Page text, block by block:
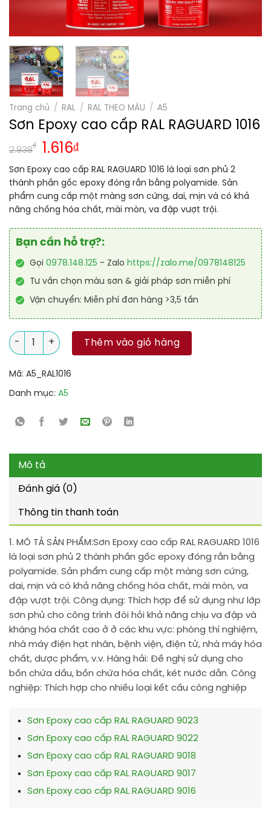
Trang chủ / RAL / RAL THEO MÀU / A5
Sơn Epoxy cao cấp RAL RAGUARD 1016
2.938
₫ 1.616₫
Sơn Epoxy cao cấp RAL RAGUARD 1016 là loại sơn phủ 2
thành phần gốc epoxy đóng rắn bằng polyamide. Sản
phẩm cung cấp một màng sơn cứng, dai, mịn và có khả
năng chống hóa chất, mài mòn, va đập vượt trội.
Bạn cần hỗ trợ?:
Gọi 0978.148.125 - Zalo https://zalo.me/0978148125
Tư vấn chọn màu sơn & giải pháp sơn miễn phí
Vận chuyển: Miễn phí đơn hàng >3,5 tấn
Sơn Epoxy cao cấp RAL RAGUARD 1016 số lượng
Thêm vào giỏ hàng
Mã: A5_RAL1016
Danh mục: A5
Mô tả
Đánh giá (0)
Thông tin thanh toán
1. MÔ TẢ SẢN PHẨM:Sơn Epoxy cao cấp RAL RAGUARD 1016
là loại sơn phủ 2 thành phần gốc epoxy đóng rắn bằng
polyamide. Sản phẩm cung cấp một màng sơn cứng,
dai, mịn và có khả năng chống hóa chất, mài mòn, va
đập vượt trội. Công dụng: Thích hợp để sử dụng như lớp
sơn phủ cho công trình đòi hỏi khả năng chịu va đập và
kháng hóa chất cao ở ở các khu vực: phòng thí nghiệm,
nhà máy điện hạt nhân, bệnh viện, điện tử, nhà máy hóa
chất, dược phẩm, v.v. Hàng hải: Đề nghị sử dụng cho
bồn chứa dầu, bồn chứa hóa chất, két nước dằn. Công
nghiệp: Thích hợp cho nhiều loại kết cấu công nghiệp
Sơn Epoxy cao cấp RAL RAGUARD 9023
Sơn Epoxy cao cấp RAL RAGUARD 9022
Sơn Epoxy cao cấp RAL RAGUARD 9018
Sơn Epoxy cao cấp RAL RAGUARD 9017
Sơn Epoxy cao cấp RAL RAGUARD 9016